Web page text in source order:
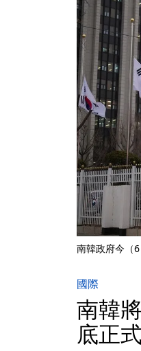
南韓政府今（
國際
南韓
底正